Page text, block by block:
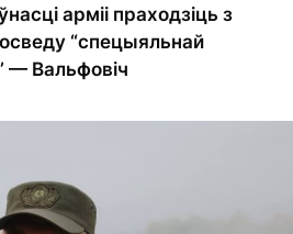
арміі праходзіць з
“спецыяльнай
— Вальфовіч